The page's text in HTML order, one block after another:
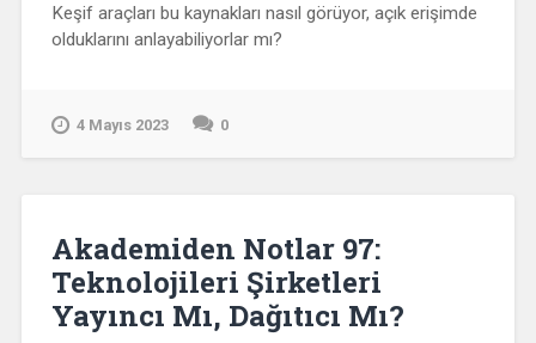
Keşif araçları bu kaynakları nasıl görüyor, açık erişimde
olduklarını anlayabiliyorlar mı?
4 Mayıs 2023 0
Akademiden Notlar 97:
Teknolojileri Şirketleri
Yayıncı Mı, Dağıtıcı Mı?